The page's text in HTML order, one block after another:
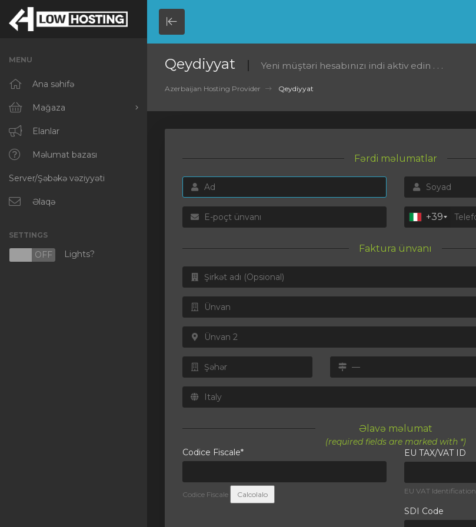
Minimize
Menu
MENU
Ana səhifə
Mağaza
Hamısına baxın
RKVMPROTECTED
IKVMPROTECTED
XKVMPROTECTED
Protected Web Hosting
Elanlar
Məlumat bazası
Server/Şəbəkə vəziyyəti
Əlaqə
SETTINGS
OFF Lights?
Qeydiyyat Yeni müştəri hesabınızı indi aktiv edin . . .
Azerbaijan Hosting Provider Qeydiyyat
Fərdi məlumatlar
+39
Faktura ünvanı
Əlavə məlumat
(required fields are marked with *)
Codice Fiscale*
Codice Fiscale Calcolalo
EU TAX/VAT ID
EU VAT Identification
SDI Code